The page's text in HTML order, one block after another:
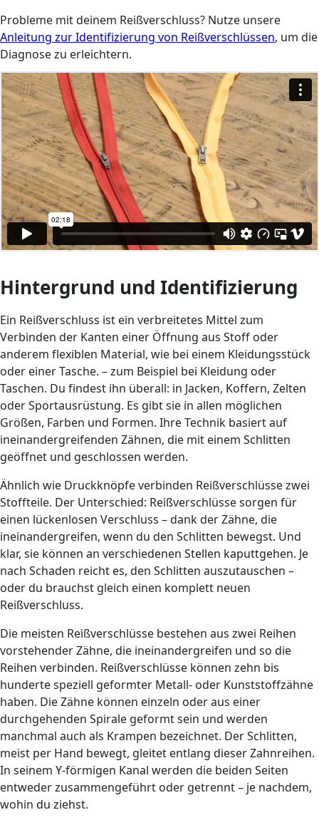
Probleme mit deinem Reißverschluss? Nutze unsere
Anleitung zur Identifizierung von Reißverschlüssen, um die
Diagnose zu erleichtern.
Hintergrund und Identifizierung
Ein Reißverschluss ist ein verbreitetes Mittel zum
Verbinden der Kanten einer Öffnung aus Stoff oder
anderem flexiblen Material, wie bei einem Kleidungsstück
oder einer Tasche. – zum Beispiel bei Kleidung oder
Taschen. Du findest ihn überall: in Jacken, Koffern, Zelten
oder Sportausrüstung. Es gibt sie in allen möglichen
Größen, Farben und Formen. Ihre Technik basiert auf
ineinandergreifenden Zähnen, die mit einem Schlitten
geöffnet und geschlossen werden.
Ähnlich wie Druckknöpfe verbinden Reißverschlüsse zwei
Stoffteile. Der Unterschied: Reißverschlüsse sorgen für
einen lückenlosen Verschluss – dank der Zähne, die
ineinandergreifen, wenn du den Schlitten bewegst. Und
klar, sie können an verschiedenen Stellen kaputtgehen. Je
nach Schaden reicht es, den Schlitten auszutauschen –
oder du brauchst gleich einen komplett neuen
Reißverschluss.
Die meisten Reißverschlüsse bestehen aus zwei Reihen
vorstehender Zähne, die ineinandergreifen und so die
Reihen verbinden. Reißverschlüsse können zehn bis
hunderte speziell geformter Metall- oder Kunststoffzähne
haben. Die Zähne können einzeln oder aus einer
durchgehenden Spirale geformt sein und werden
manchmal auch als Krampen bezeichnet. Der Schlitten,
meist per Hand bewegt, gleitet entlang dieser Zahnreihen.
In seinem Y-förmigen Kanal werden die beiden Seiten
entweder zusammengeführt oder getrennt – je nachdem,
wohin du ziehst.